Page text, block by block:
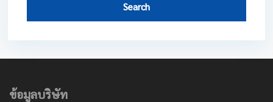
Search
ข้อมูลบริษัท